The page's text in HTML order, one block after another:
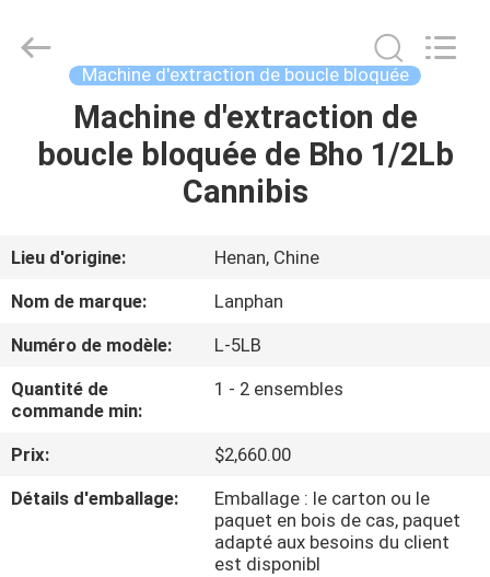
MAISON
VIDÉOS
SUJET
DE
NOUS
VISITE
Lanphan
Industry
Machine d'extraction de boucle bloquée
Machine d'extraction de
boucle bloquée de Bho 1/2Lb
Cannibis
Lieu d'origine:
Henan, Chine
Nom de marque:
Lanphan
Numéro de modèle:
L-5LB
Quantité de
commande min:
1 - 2 ensembles
Prix:
$2,660.00
Détails d'emballage:
Emballage : le carton ou le
paquet en bois de cas, paquet
adapté aux besoins du client
est disponibl